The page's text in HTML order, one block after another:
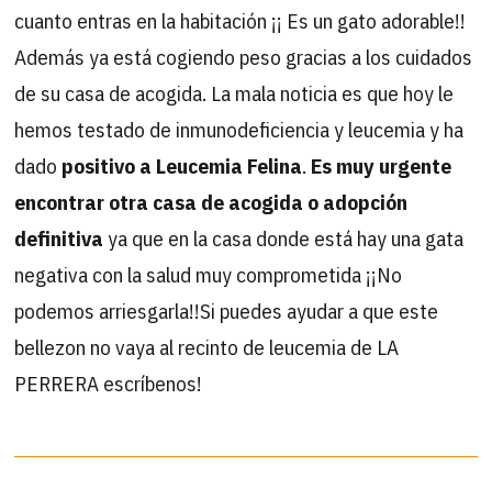
cuanto entras en la habitación ¡¡ Es un gato adorable!!
Además ya está cogiendo peso gracias a los cuidados
de su casa de acogida. La mala noticia es que hoy le
hemos testado de inmunodeficiencia y leucemia y ha
dado positivo a Leucemia Felina. Es muy urgente
encontrar otra casa de acogida o adopción
definitiva ya que en la casa donde está hay una gata
negativa con la salud muy comprometida ¡¡No
podemos arriesgarla!!Si puedes ayudar a que este
bellezon no vaya al recinto de leucemia de LA
PERRERA escríbenos!